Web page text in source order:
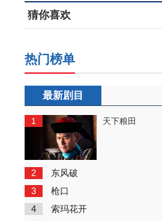
猜你喜欢
热门榜单
最新剧目
1 天下粮田
2 东风破
3 枪口
4 索玛花开